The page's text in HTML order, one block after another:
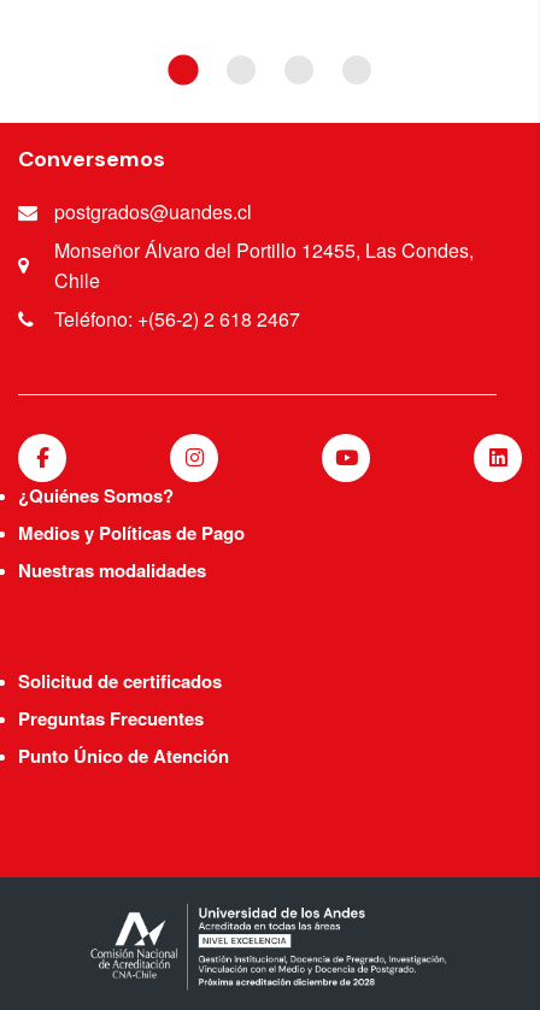
Conversemos
postgrados@uandes.cl
Monseñor Álvaro del Portillo 12455, Las Condes,
Chile
Teléfono: +(56-2) 2 618 2467
¿Quiénes Somos?
Medios y Políticas de Pago
Nuestras modalidades
Solicitud de certificados
Preguntas Frecuentes
Punto Único de Atención